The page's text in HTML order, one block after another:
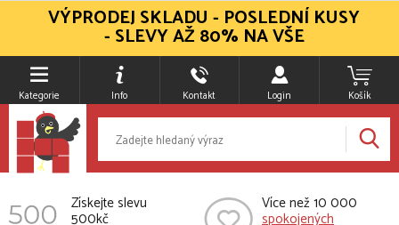
Kategorie Info Kontakt Login Košík
Získejte slevu
500kč
Více než 10 000
spokojených
VÝPRODEJ SKLADU - POSLEDNÍ KUSY
- SLEVY AŽ 80% NA VŠE